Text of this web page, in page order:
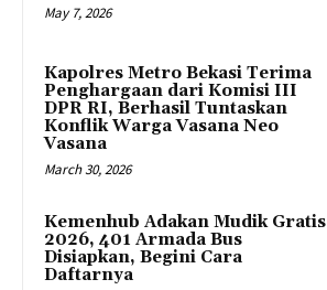
May 7, 2026
Kapolres Metro Bekasi Terima
Penghargaan dari Komisi III
DPR RI, Berhasil Tuntaskan
Konflik Warga Vasana Neo
Vasana
March 30, 2026
Kemenhub Adakan Mudik Gratis
2026, 401 Armada Bus
Disiapkan, Begini Cara
Daftarnya